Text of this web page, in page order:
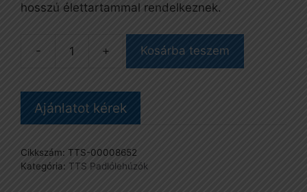
hosszú élettartammal rendelkeznek.
-
Padlólehúzó,
cm,
piros/fehér
mennyiség
+ Kosárba teszem
Ajánlatot kérek
Cikkszám: TTS-00008652
Kategória: TTS Padlólehúzók